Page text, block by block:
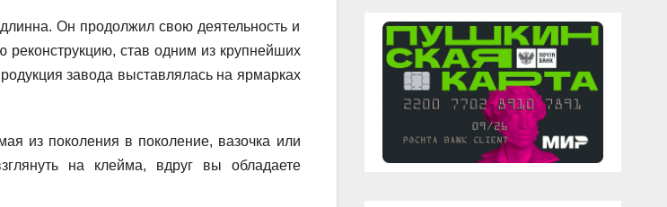
Он продолжил свою деятельность и
став одним из крупнейших
завода выставлялась на ярмарках
поколения в поколение, вазочка или
на клейма, вдруг вы обладаете